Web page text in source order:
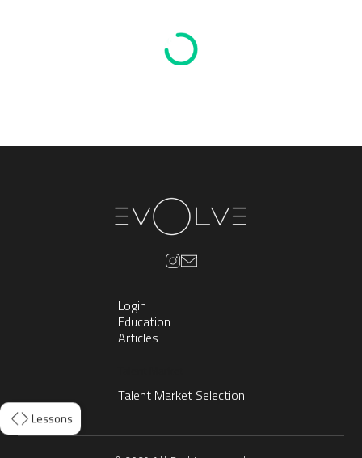
Lessons
Login
Education
Articles
Talent Market Selection